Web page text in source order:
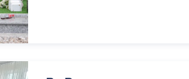
Порядок обжалования решений и
действий органов местного
самоуправления
Выборы 2026